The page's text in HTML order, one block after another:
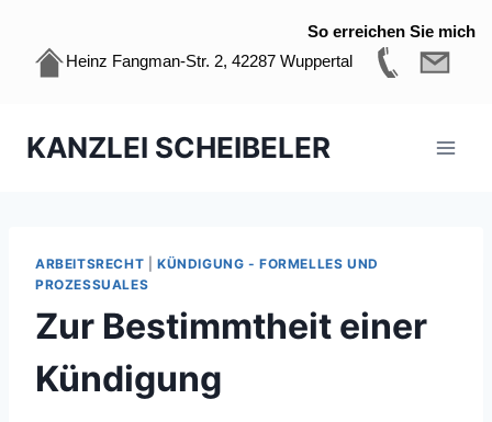
So erreichen Sie mich
Heinz Fangman-Str. 2, 42287 Wuppertal
InhaltKANZLEI SCHEIBELER
ARBEITSRECHT
KÜNDIGUNG - FORMELLES UND
PROZESSUALES
Zur Bestimmtheit einer
Kündigung